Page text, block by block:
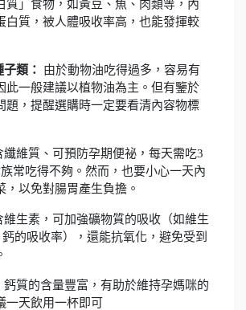
質」食物，如黃豆、魚、肉類等，內
白質，被人體吸收率高，也能發揮較
類： 由於動物油吃得過多，容易有
此一般建議以植物油為主。但有鑒於
題，提醒選購時一定要看清內容物標
纖維質、可預防孕期便祕，每天需吃3
常吃得不夠。然而，也要小心一天內
，以免對腸胃產生負擔。
維生素，可加強礦物質的吸收（如維生
的吸收率），還能抗氧化，避免受到
鈣質的含量豐富，有助於維持孕媽咪的
一天飲用一杯即可